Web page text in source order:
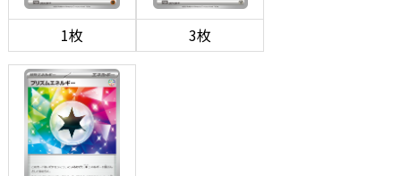
1枚 3枚